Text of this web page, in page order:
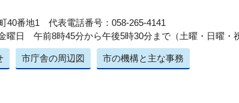
40番地1 代表電話番号：058-265-4141
曜日 午前8時45分から午後5時30分まで（土曜・日曜・
市庁舎の周辺図 市の機構と主な事務